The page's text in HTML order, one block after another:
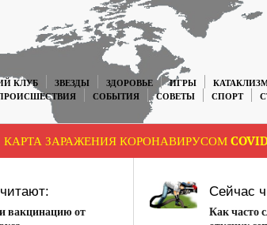
КЛУБ ЗВЕЗДЫ ЗДОРОВЬЕ ИГРЫ
СОБЫТИЯ СОВЕТЫ СПОРТ
КАРТА ЗАРАЖЕНИЯ КОРОНАВИРУСОМ
вакцинацию от
Сейчас
Как часто